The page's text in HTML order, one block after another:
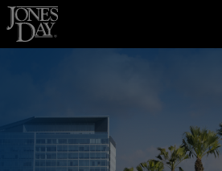
Skip to content